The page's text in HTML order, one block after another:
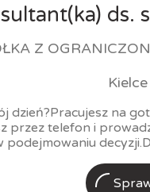
ds.
Z
Kielce
dzień?Pracujesz na
przez telefon i
podejmowaniu